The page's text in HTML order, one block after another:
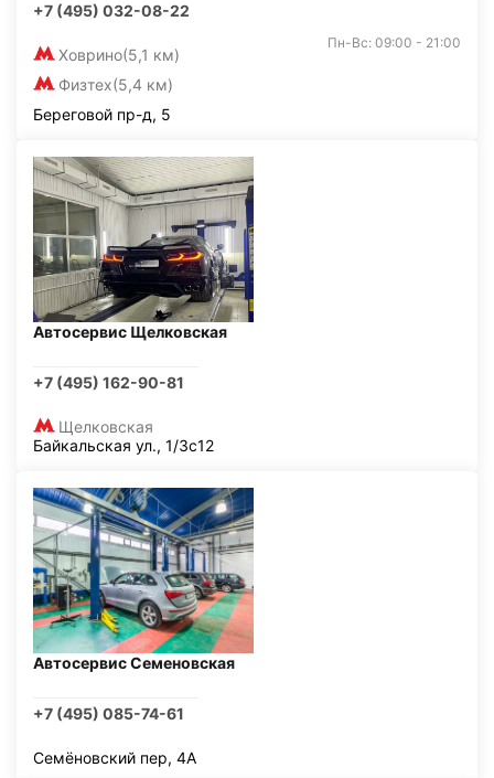
+7 (495) 032-08-22
Ховрино(5,1 км)
Физтех(5,4 км)
Пн-Вс: 09:00 - 21:00
Береговой пр-д, 5
Автосервис Щелковская
+7 (495) 162-90-81
Щелковская
Байкальская ул., 1/3с12
Автосервис Семеновская
+7 (495) 085-74-61
Семёновский пер, 4А